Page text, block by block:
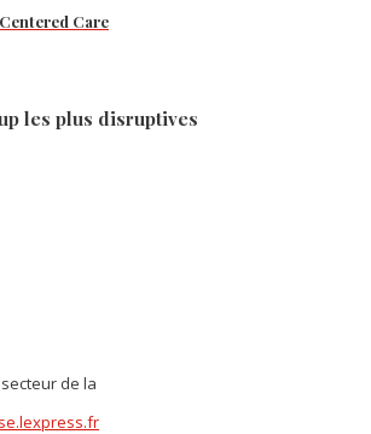
Care
les plus disruptives
de la